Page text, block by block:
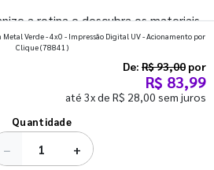
a rotina e descubra os materiais
para começar o segundo
Verde - 4x0 - Impressão Digital UV - Acionamento por
Clique(78841)
De: R$ 93,00 por
R$ 83,99
até 3x de R$ 28,00 sem juros
Quantidade
− +